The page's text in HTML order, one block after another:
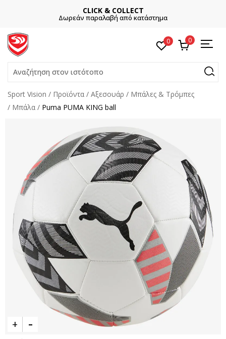
CLICK & COLLECT
Δωρεάν παραλαβή από κατάστημα
0 0
Αναζήτηση στον ιστότοπο
Sport Vision Προϊόντα Αξεσουάρ
Μπάλες & Τρόμπες
Μπάλα
Puma PUMA KING ball